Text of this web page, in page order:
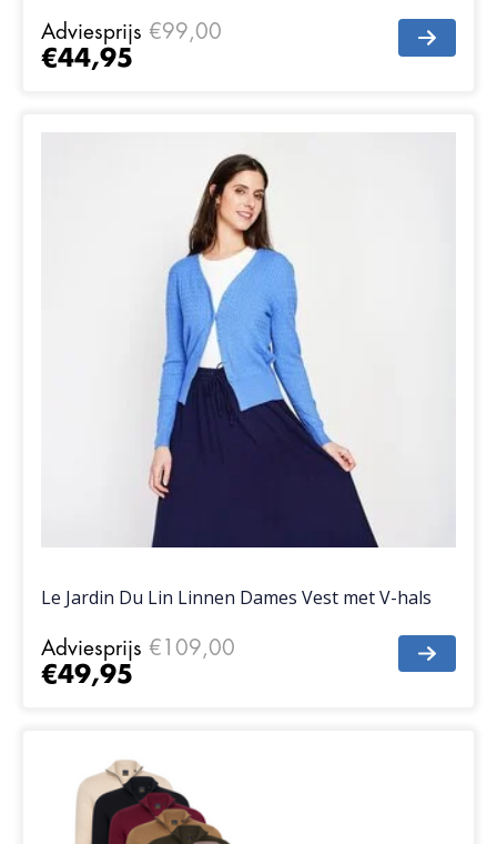
Adviesprijs €99,00
€44,95
Le Jardin Du Lin Linnen Dames Vest met V-hals
Adviesprijs €109,00
€49,95